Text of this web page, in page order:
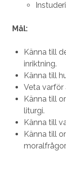
Mål:
Känna till
inriktning.
Känna till
Veta varför
Känna till
liturgi.
Känna till
Känna till
moralfrågor.